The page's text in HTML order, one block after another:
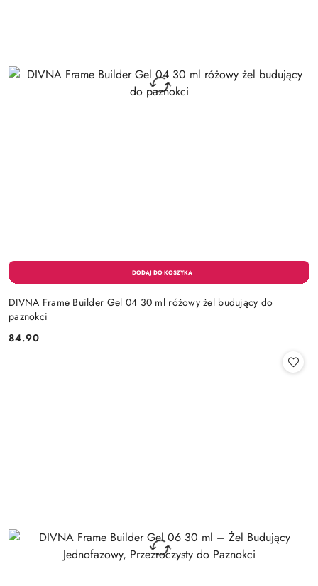
DIVNA Frame Builder Gel 04 30 ml różowy żel budujący do
paznokci
Cena:
84.90